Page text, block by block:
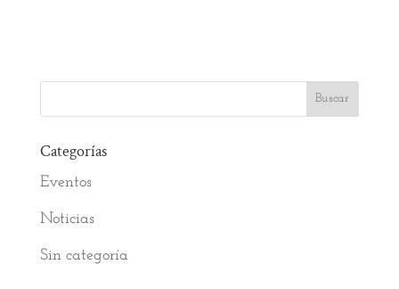
Categorías
Eventos
Noticias
Sin categoría